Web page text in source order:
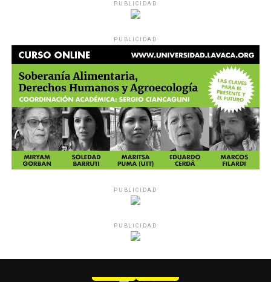
PUBLICIDAD
PUBLICIDAD
PUBLICIDAD
PUBLICIDAD
MU 1